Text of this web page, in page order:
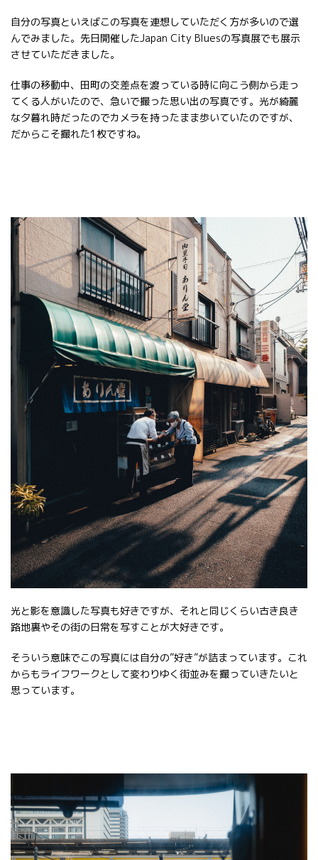
自分の写真といえばこの写真を連想していただく方が多いので選
んでみました。先日開催したJapan City Bluesの写真展でも展示
させていただきました。
仕事の移動中、田町の交差点を渡っている時に向こう側から走っ
てくる人がいたので、急いで撮った思い出の写真です。光が綺麗
な夕暮れ時だったのでカメラを持ったまま歩いていたのですが、
だからこそ撮れた1枚ですね。
光と影を意識した写真も好きですが、それと同じくらい古き良き
路地裏やその街の日常を写すことが大好きです。
そういう意味でこの写真には自分の”好き”が詰まっています。これ
からもライフワークとして変わりゆく街並みを撮っていきたいと
思っています。